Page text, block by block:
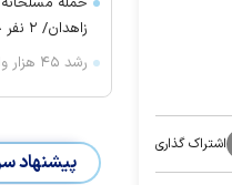
اشتراک گذاری
زاهدان/ ۲ نفر جان باختند
رشد ۴۵ هزار واحدی شاخص کل بورس
پیشنهاد